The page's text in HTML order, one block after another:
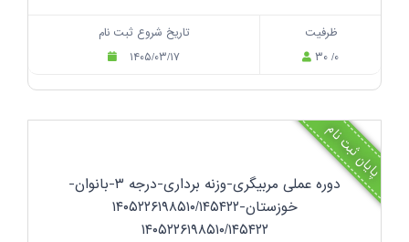
تاریخ شروع ثبت نام
۱۴۰۵/۰۳/۱۷
ظرفیت
۳۰ /۰
پایان ثبت نام
دوره عملی مربیگری-وزنه برداری-درجه ۳-بانوان-
خوزستان-۱۴۰۵۲۲۶۱۹۸۵۱۰/۱۴۵۴۲۲
۱۴۰۵۲۲۶۱۹۸۵۱۰/۱۴۵۴۲۲